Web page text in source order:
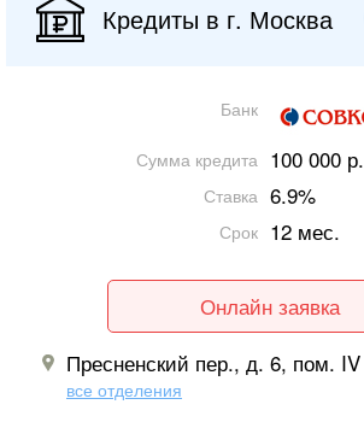
Кредиты в г. Москва
Банк
Сумма кредита 100 000 р.
Ставка 6.9%
Срок 12 мес.
Онлайн заявка
Пресненский пер., д. 6, пом. IV
все отделения